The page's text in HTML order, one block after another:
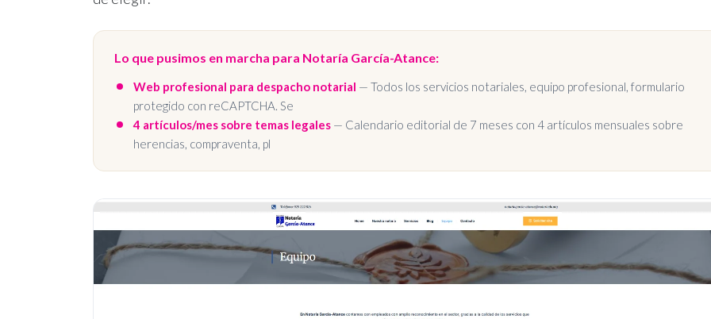
Lo que pusimos en marcha para Notaría García-Atance:
Web profesional para despacho notarial — Todos los servicios notariales, equipo profesional, formulario
protegido con reCAPTCHA. Se
4 artículos/mes sobre temas legales — Calendario editorial de 7 meses con 4 artículos mensuales sobre
herencias, compraventa, pl